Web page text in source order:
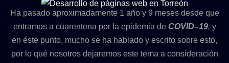
Ha pasado aproximadamente 1 año y 9 meses desde que
entramos a cuarentena por la epidemia de COVID–19, y
en éste punto, mucho se ha hablado y escrito sobre esto,
por lo qué nosotros dejaremos este tema a consideración